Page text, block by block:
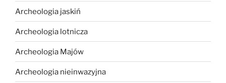
Archeologia jaskiń
Archeologia lotnicza
Archeologia Majów
Archeologia nieinwazyjna